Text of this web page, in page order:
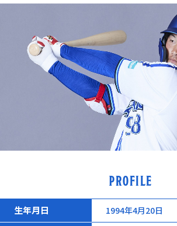
PROFILE
生年月日 1994年4月20日